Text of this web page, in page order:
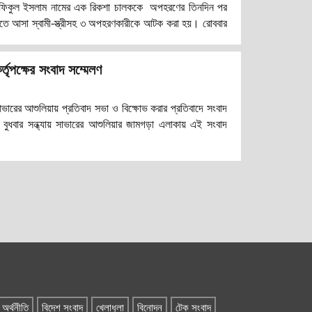
ইসলাম নামের এক রিকশা চালককে অপহরণের তিনদিন পর
আসা স্বামী-স্ত্রীসহ ৩ অপহরণকারীকে আটক করা হয়। রোববার
আশুলিয়ার ঘোষবাগ বাগানবাড়ি এলাকার আবুল মার্কেটের সামনে
শিকার ওই রিকশা চালককে উদ্ধার করা হয়।
সংবাদ সম্মেলণ
আশুলিয়ায় প্রতিবাদ সভা ও বিক্ষোভ করার প্রতিবাদে সংবাদ
সন্ধ্যায় সাভারের আশুলিয়ার জামগড়া এলাকায় এই সংবাদ
অর্থনীতি বিদেশ সংবাদ খেলাধুলা বিনোদন টেক সংবাদ